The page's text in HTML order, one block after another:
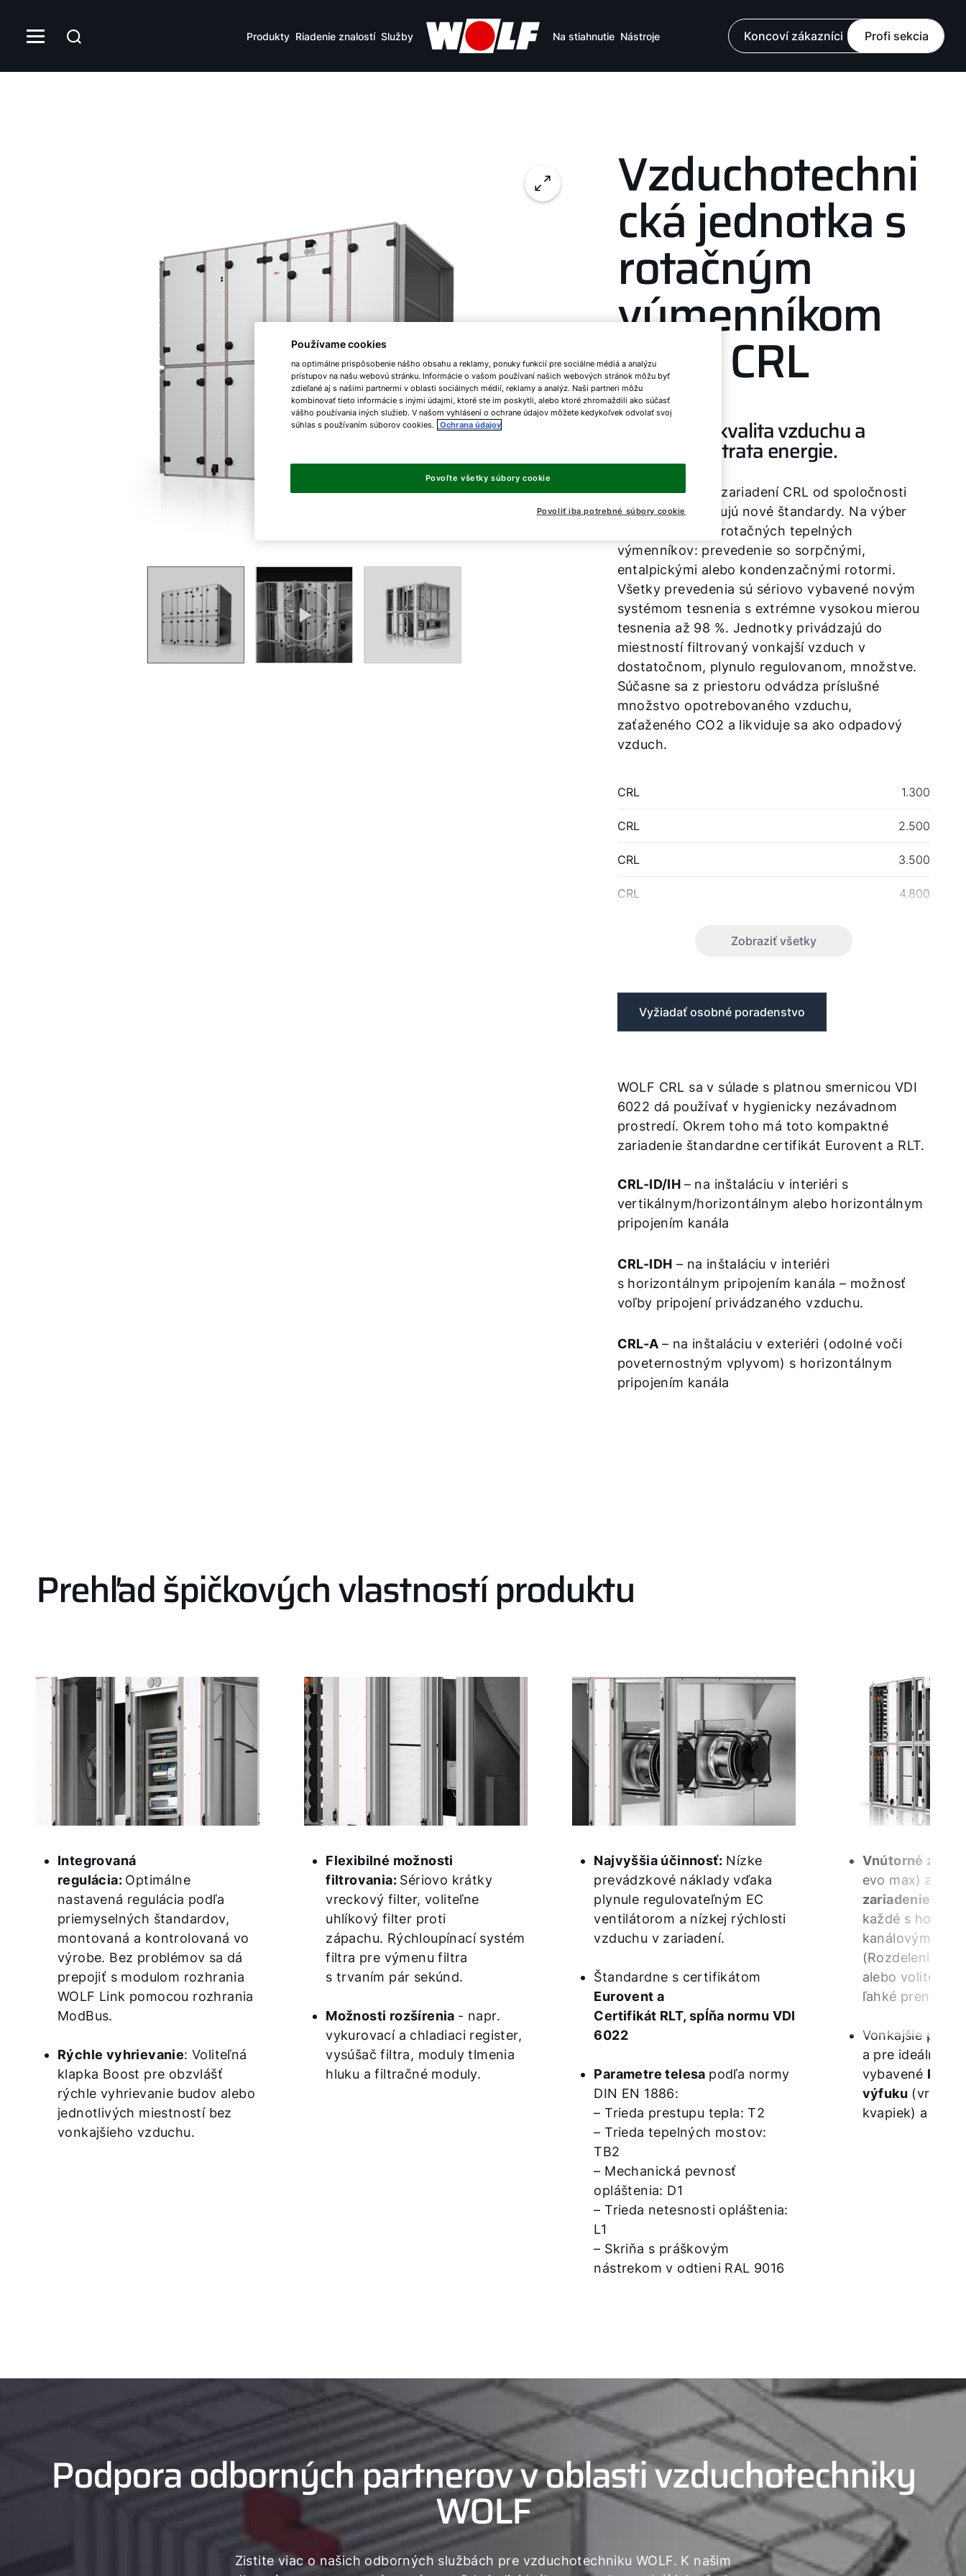
Produkty Riadenie znalostí Služby Na stiahnutie Nástroje Koncoví zákazníci Profi sekcia
Vzduchotechni
cká jednotka s
rotačným
výmenníkom
tepla CRL
Maximálna kvalita vzduchu a
minimálna strata energie.
S novým radom zariadení CRL od spoločnosti
WOLF sa stanovujú nové štandardy. Na výber
máte z rôznych rotačných tepelných
výmenníkov: prevedenie so sorpčnými,
entalpickými alebo kondenzačnými rotormi.
Všetky prevedenia sú sériovo vybavené novým
systémom tesnenia s extrémne vysokou mierou
tesnenia až 98 %. Jednotky privádzajú do
miestností filtrovaný vonkajší vzduch v
dostatočnom, plynulo regulovanom, množstve.
Súčasne sa z priestoru odvádza príslušné
množstvo opotrebovaného vzduchu,
zaťaženého CO2 a likviduje sa ako odpadový
vzduch.
CRL 1.300
CRL 2.500
CRL 3.500
CRL 4.800
Zobraziť všetky
Vyžiadať osobné poradenstvo
WOLF CRL sa v súlade s platnou smernicou VDI
6022 dá používať v hygienicky nezávadnom
prostredí. Okrem toho má toto kompaktné
zariadenie štandardne certifikát Eurovent a RLT.
CRL-ID/IH – na inštaláciu v interiéri s
vertikálnym/horizontálnym alebo horizontálnym
pripojením kanála
CRL-IDH – na inštaláciu v interiéri
s horizontálnym pripojením kanála – možnosť
voľby pripojení privádzaného vzduchu.
CRL-A– na inštaláciu v exteriéri (odolné voči
poveternostným vplyvom) s horizontálnym
pripojením kanála
Prehľad špičkových vlastností produktu
Integrovaná
regulácia: Optimálne
nastavená regulácia podľa
priemyselných štandardov,
montovaná a kontrolovaná vo
výrobe. Bez problémov sa dá
prepojiť s modulom rozhrania
WOLF Link pomocou rozhrania
ModBus.
Rýchle vyhrievanie: Voliteľná
klapka Boost pre obzvlášť
rýchle vyhrievanie budov alebo
jednotlivých miestností bez
vonkajšieho vzduchu.
Flexibilné možnosti
filtrovania: Sériovo krátky
vreckový filter, voliteľne
uhlíkový filter proti
zápachu. Rýchloupínací systém
filtra pre výmenu filtra
s trvaním pár sekúnd.
Možnosti rozšírenia - napr.
vykurovací a chladiaci register,
vysúšač filtra, moduly tlmenia
hluku a filtračné moduly.
Najvyššia účinnosť:Nízke
prevádzkové náklady vďaka
plynule regulovateľným EC
ventilátorom a nízkej rýchlosti
vzduchu v zariadení.
Štandardne s certifikátom
Eurovent a
Certifikát RLT, spĺňa normu VDI
6022
Parametre telesa podľa normy
DIN EN 1886:
– Trieda prestupu tepla: T2
– Trieda tepelných mostov:
TB2
– Mechanická pevnosť
opláštenia: D1
– Trieda netesnosti opláštenia:
L1
– Skriňa s práškovým
nástrekom v odtieni RAL 9016
Vnútorné
evo max) a
zariadenie
každé s
kanálovými
(Rozdelenie
alebo voliteľne
ľahké
Vonkajšie
a pre ideálnu
vybavené
výfuku(vrát.
kvapiek) a 3D
Podpora odborných partnerov v oblasti vzduchotechniky
WOLF
Zistite viac o našich odborných službách pre vzduchotechniku WOLF. K našim
Používame cookies
na optimálne prispôsobenie nášho obsahu a reklamy, ponuky funkcií pre sociálne médiá a analýzu
prístupov na našu webovú stránku. Informácie o vašom používaní našich webových stránok môžu byť
zdieľané aj s našimi partnermi v oblasti sociálnych médií, reklamy a analýz. Naši partneri môžu
kombinovať tieto informácie s inými údajmi, ktoré ste im poskytli, alebo ktoré zhromaždili ako súčasť
vášho používania iných služieb. V našom vyhlásení o ochrane údajov môžete kedykoľvek odvolať svoj
súhlas s používaním súborov cookies. Ochrana údajov
Povoliť iba potrebné súbory cookie
Povoľte všetky súbory cookie